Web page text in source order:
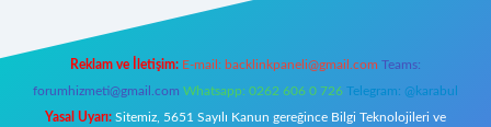
Reklam ve İletişim: E-mail: backlinkpaneli@gmail.com Teams:
forumhizmeti@gmail.com Whatsapp: 0262 606 0 726 Telegram: @karabul
Yasal Uyarı: Sitemiz, 5651 Sayılı Kanun gereğince Bilgi Teknolojileri ve